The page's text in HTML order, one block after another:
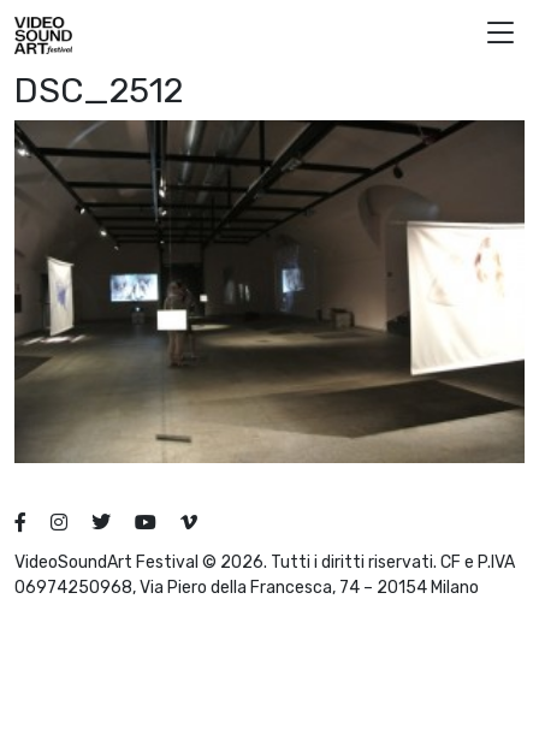
Vai al contenuto
Video Sound Art
DSC_2512
VideoSoundArt Festival © 2026. Tutti i diritti riservati. CF e P.IVA
06974250968, Via Piero della Francesca, 74 – 20154 Milano